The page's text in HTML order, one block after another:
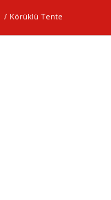
/ Körüklü Tente